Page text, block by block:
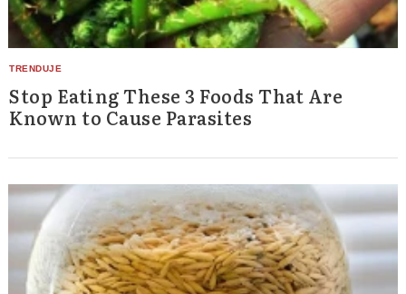
Stop Eating These 3 Foods That Are
Known to Cause Parasites